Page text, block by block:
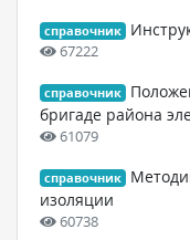
справочник
67222
справочник
бригаде района
61079
справочник
изоляции
60738